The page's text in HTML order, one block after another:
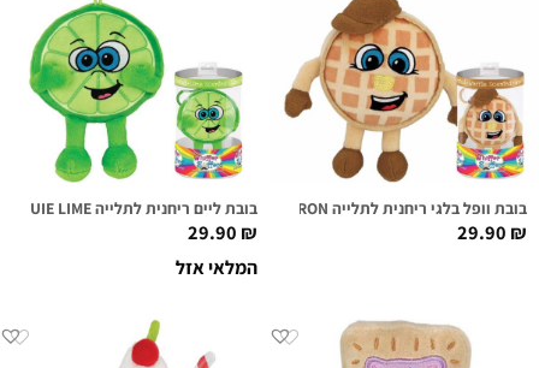
בובת וופל בלגי ריחנית לתלייה WAFFLE AARON
29.90₪
בובת ליים ריחנית לתלייה LOUIE LIME
29.90₪
המלאי אזל